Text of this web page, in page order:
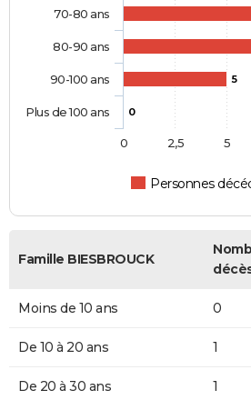
5
0
Personnes
70-80 ans
80-90 ans
90-100 ans
Plus de 100 ans
0 2,5 5
Famille BIESBROUCK
Moins de 10 ans 0
De 10 à 20 ans 1
De 20 à 30 ans 1